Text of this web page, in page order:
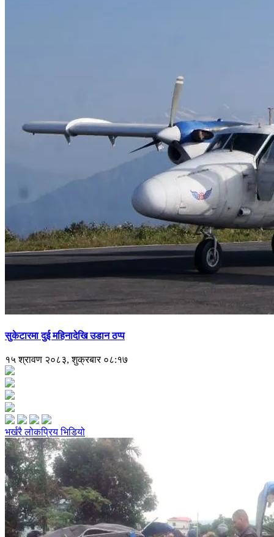
सुकेटारमा दुई महिनादेखि उडान ठप्प
१५ श्रावण २०८३, शुक्रबार ०८:१७
भर्खरैलोकप्रियभिडियो